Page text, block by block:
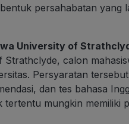
persahabatan yang
University of
calon
Persyaratan
dan tes bahasa
mungkin memiliki